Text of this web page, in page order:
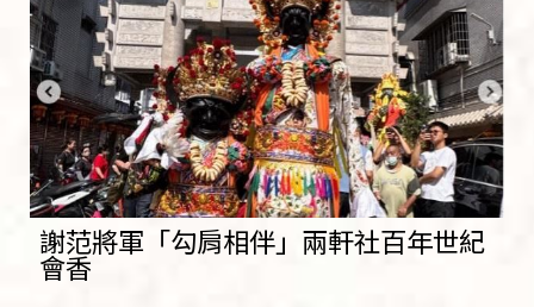
謝范將軍「勾肩相伴」兩軒社百年世紀
會香